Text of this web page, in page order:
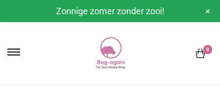
0
Zonnige zomer zonder zooi! +